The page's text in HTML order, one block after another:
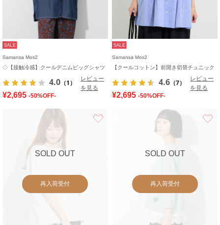
SALE
Samansa Mos2
◇【接触冷感】クールデニムビッグシャツ
4.0 （1）
レビュー
を見る
¥2,695 -50%OFF-
SALE
Samansa Mos2
【クールコットン】前開き切替チュニック
4.6 （7）
レビュー
を見る
¥2,695 -50%OFF-
SOLD OUT
再入荷受付
SOLD OUT
再入荷受付